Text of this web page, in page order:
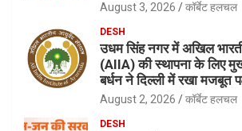
August 3, 2026 कॉर्बेट हलचल
DESH
उधम सिंह नगर में अखिल
(AIIA) की स्थापना के लिए
बर्धन ने दिल्ली में रखा मजबूत
August 2, 2026 कॉर्बेट हलचल
DESH